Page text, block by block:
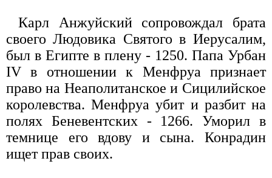
Карл Анжуйский сопровождал брата
своего Людовика Святого в Иерусалим,
был в Египте в плену - 1250. Папа Урбан
IV в отношении к Менфруа признает
право на Неаполитанское и Сицилийское
королевства. Менфруа убит и разбит на
полях Беневентских - 1266. Уморил в
темнице его вдову и сына. Конрадин
ищет прав своих.